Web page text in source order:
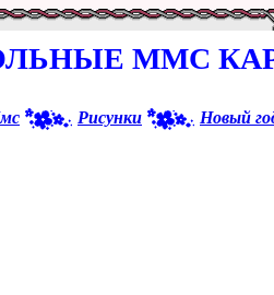
ММС
Рисунки Новый